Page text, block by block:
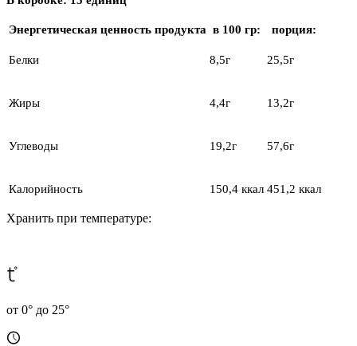
Энергетическая ценность продукта в 100 гр: порция:
Белки 8,5г 25,5г
Жиры 4,4г 13,2г
Углеводы 19,2г 57,6г
Калорийность 150,4 ккал 451,2 ккал
Хранить при температуре:
от 0° до 25°